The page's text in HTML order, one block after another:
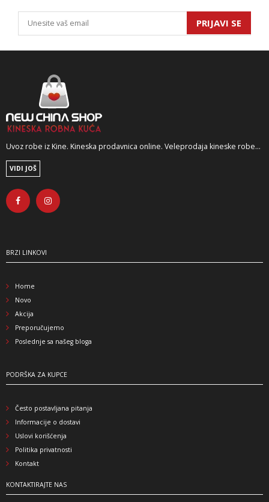
PRIJAVI SE
Uvoz robe iz Kine. Kineska prodavnica online. Veleprodaja kineske robe...
VIDI JOŠ
BRZI LINKOVI
Home
Novo
Akcija
Preporučujemo
Poslednje sa našeg bloga
PODRŠKA ZA KUPCE
Često postavljana pitanja
Informacije o dostavi
Uslovi korišćenja
Politika privatnosti
Kontakt
KONTAKTIRAJTE NAS